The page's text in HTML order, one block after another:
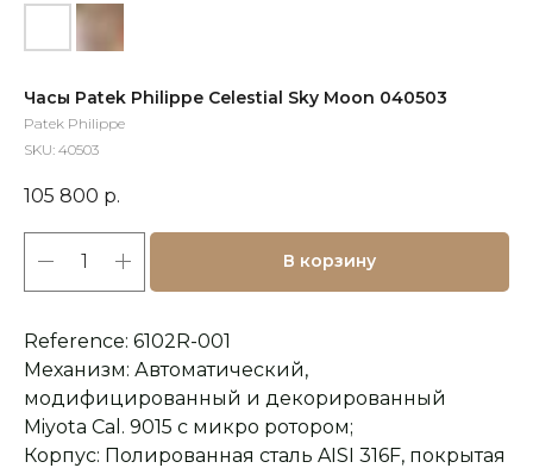
Часы Patek Philippe Celestial Sky Moon 040503
Patek Philippe
SKU: 40503
105 800 р.
В корзину
Reference: 6102R-001
Механизм: Автоматический,
модифицированный и декорированный
Miyota Cal. 9015 с микро ротором;
Корпус: Полированная сталь AISI 316F, покрытая